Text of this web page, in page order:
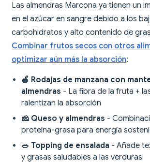
Las almendras Marcona ya tienen un
en el azúcar en sangre debido a los
carbohidratos y alto contenido de
Combinar frutos secos con otros
optimizar aún más la absorción:
🍎 Rodajas de manzana con
almendras - La fibra de la fruta +
ralentizan la absorción
🧀 Queso y almendras -
proteína-grasa para energía
🥗 Topping de ensalada - Añade
y grasas saludables a las verduras